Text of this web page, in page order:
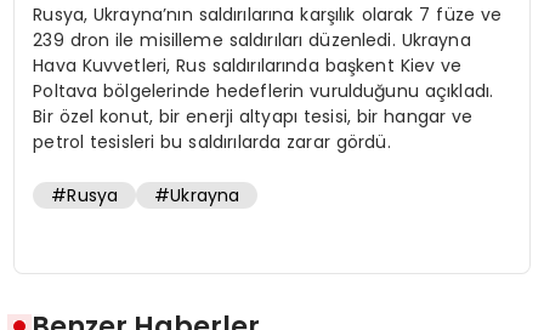
Rusya, Ukrayna’nın saldırılarına karşılık olarak 7 füze ve
239 dron ile misilleme saldırıları düzenledi. Ukrayna
Hava Kuvvetleri, Rus saldırılarında başkent Kiev ve
Poltava bölgelerinde hedeflerin vurulduğunu açıkladı.
Bir özel konut, bir enerji altyapı tesisi, bir hangar ve
petrol tesisleri bu saldırılarda zarar gördü.
#Rusya #Ukrayna